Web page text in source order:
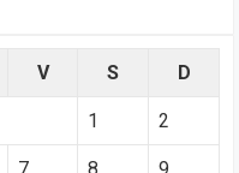
V S D
1 2